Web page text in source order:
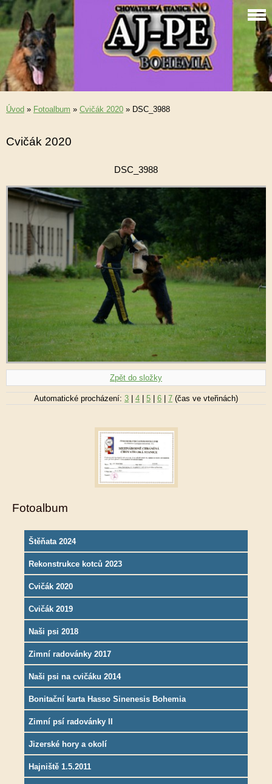
Úvod » Fotoalbum » Cvičák 2020 » DSC_3988
Cvičák 2020
DSC_3988
Zpět do složky
Automatické procházení: 3 | 4 | 5 | 6 | 7 (čas ve vteřinách)
Fotoalbum
Štěňata 2024
Rekonstrukce kotců 2023
Cvičák 2020
Cvičák 2019
Naši psi 2018
Zimní radovánky 2017
Naši psi na cvičáku 2014
Bonitační karta Hasso Sinenesis Bohemia
Zimní psí radovánky II
Jizerské hory a okolí
Hajniště 1.5.2011